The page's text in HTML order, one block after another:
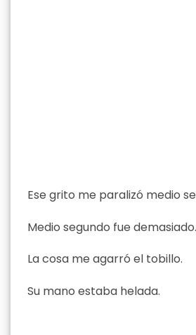
Ese grito me paralizó medio
Medio segundo fue demasiado.
La cosa me agarró el tobillo.
Su mano estaba helada.